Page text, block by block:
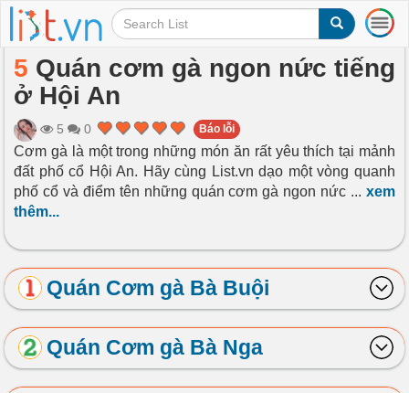
T
o
g
i
g
i
o
n
5 Quán cơm gà ngon nức tiếng
ở Hội An
5 0 Báo lỗi
Cơm gà là một trong những món ăn rất yêu thích tại mảnh
đất phố cổ Hội An. Hãy cùng List.vn dạo một vòng quanh
phố cổ và điểm tên những quán cơm gà ngon nức ...xem
thêm...
Quán Cơm gà Bà Buội
Quán Cơm gà Bà Nga